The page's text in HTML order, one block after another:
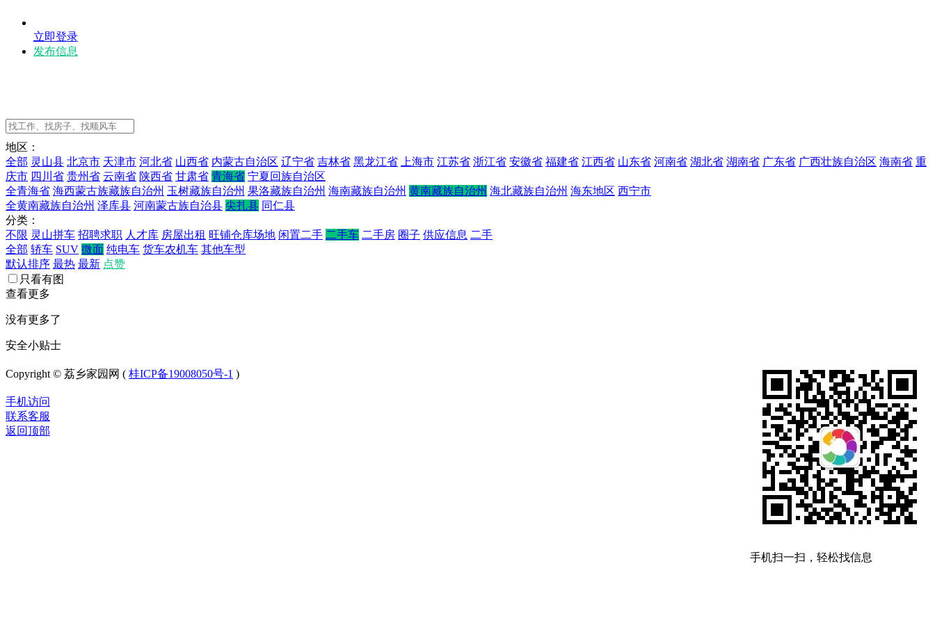
立即登录
发布信息
地区：
全部 灵山县 北京市 天津市 河北省 山西省 内蒙古自治区 辽宁省 吉林省 黑龙江省 上海市 江苏省 浙江省 安徽省 福建省 江西省 山东省 河南省 湖北省 湖南省 广东省 广西壮族自治区 海南省 重
庆市 四川省 贵州省 云南省 陕西省 甘肃省 青海省 宁夏回族自治区
全青海省 海西蒙古族藏族自治州 玉树藏族自治州 果洛藏族自治州 海南藏族自治州 黄南藏族自治州 海北藏族自治州 海东地区 西宁市
全黄南藏族自治州 泽库县 河南蒙古族自治县 尖扎县 同仁县
分类：
不限 灵山拼车 招聘求职 人才库 房屋出租 旺铺仓库场地 闲置二手 二手车 二手房 圈子 供应信息 二手
全部 轿车 SUV 微面 纯电车 货车农机车 其他车型
默认排序 最热 最新 点赞
只看有图
查看更多
没有更多了
安全小贴士
手机扫一扫，轻松找信息
Copyright © 荔乡家园网 ( 桂ICP备19008050号-1 )
手机访问
联系客服
返回顶部